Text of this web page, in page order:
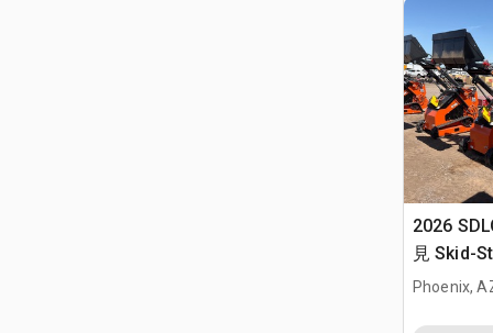
2026
見 Skid-
Phoenix,